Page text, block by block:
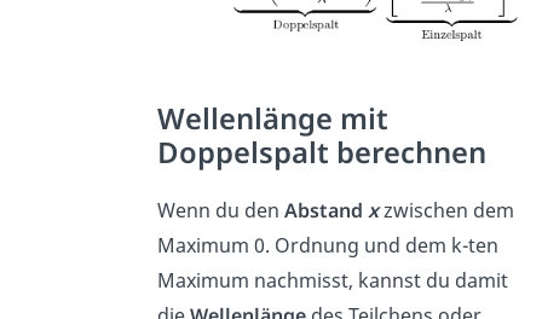
Wellenlänge mit
Doppelspalt berechnen
Wenn du denAbstand xzwischen dem
Maximum 0. Ordnung und dem k-ten
Maximum nachmisst, kannst du damit